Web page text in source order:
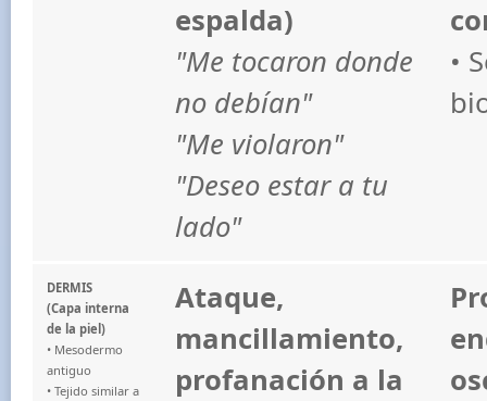
espalda)
"Me tocaron donde
no debían"
"Me violaron"
"Deseo estar a tu
lado"
•
DERMIS
(Capa interna
de la piel)
• Mesodermo
antiguo
• Tejido similar a
Ataque,
mancillamiento,
profanación a la